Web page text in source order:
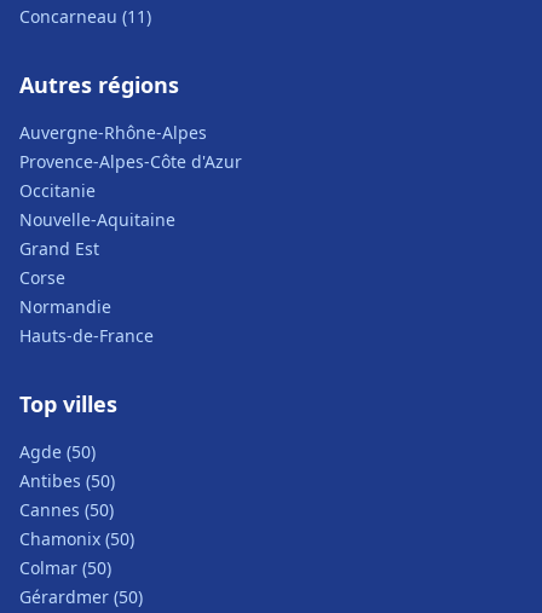
Concarneau (11)
Autres régions
Auvergne-Rhône-Alpes
Provence-Alpes-Côte d'Azur
Occitanie
Nouvelle-Aquitaine
Grand Est
Corse
Normandie
Hauts-de-France
Top villes
Agde (50)
Antibes (50)
Cannes (50)
Chamonix (50)
Colmar (50)
Gérardmer (50)